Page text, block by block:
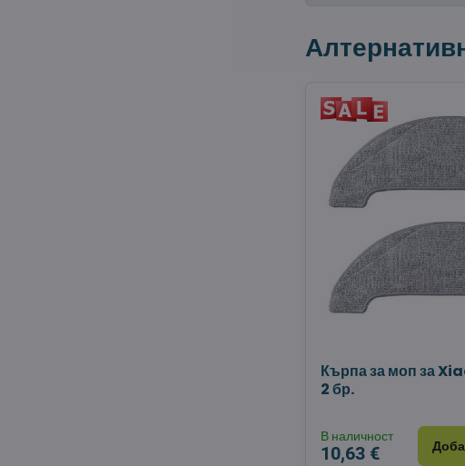
Кърпа за моп за
2 бр.
В наличност
10,63 €